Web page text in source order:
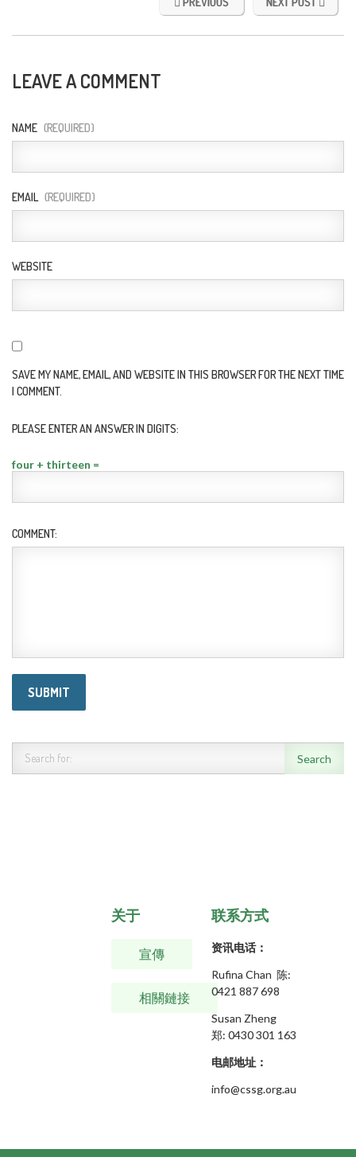
LEAVE A COMMENT
NAME (REQUIRED)
EMAIL (REQUIRED)
WEBSITE
SAVE MY NAME, EMAIL, AND WEBSITE IN THIS BROWSER FOR THE NEXT TIME
I COMMENT.
PLEASE ENTER AN ANSWER IN DIGITS:
four + thirteen =
COMMENT:
关于
宣傳
相關鏈接
联系方式
资讯电话：
Rufina Chan 陈:
0421 887 698
Susan Zheng
郑: 0430 301 163
电邮地址：
info@cssg.org.au